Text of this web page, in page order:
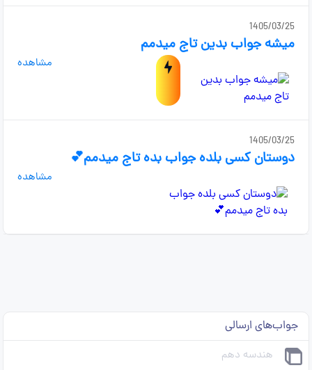
1405/03/25
میشه جواب بدین تاج میدمم
مشاهده
1405/03/25
دوستان کسی بلده جواب بده تاج میدمم💕
مشاهده
جواب‌های ارسالی
هندسه دهم